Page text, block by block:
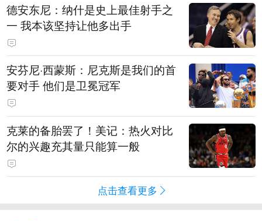
德安东尼：纳什是史上最佳射手之
一 我本该坚持让他多出手
安芬尼·西蒙斯：尼克斯是我们的首
要对手 他们是卫冕冠军
克莱的备胎罢了！美记：热火对比
尔的兴趣充其量只能算一般
点击查看更多